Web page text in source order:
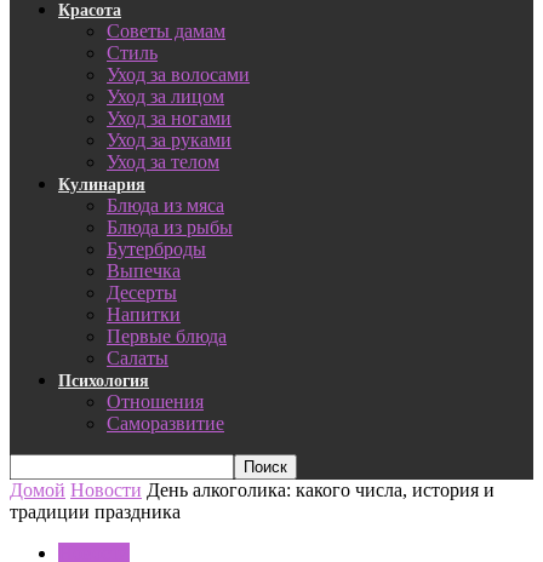
Красота
Советы дамам
Стиль
Уход за волосами
Уход за лицом
Уход за ногами
Уход за руками
Уход за телом
Кулинария
Блюда из мяса
Блюда из рыбы
Бутерброды
Выпечка
Десерты
Напитки
Первые блюда
Салаты
Психология
Отношения
Саморазвитие
Домой Новости День алкоголика: какого числа, история и
традиции праздника